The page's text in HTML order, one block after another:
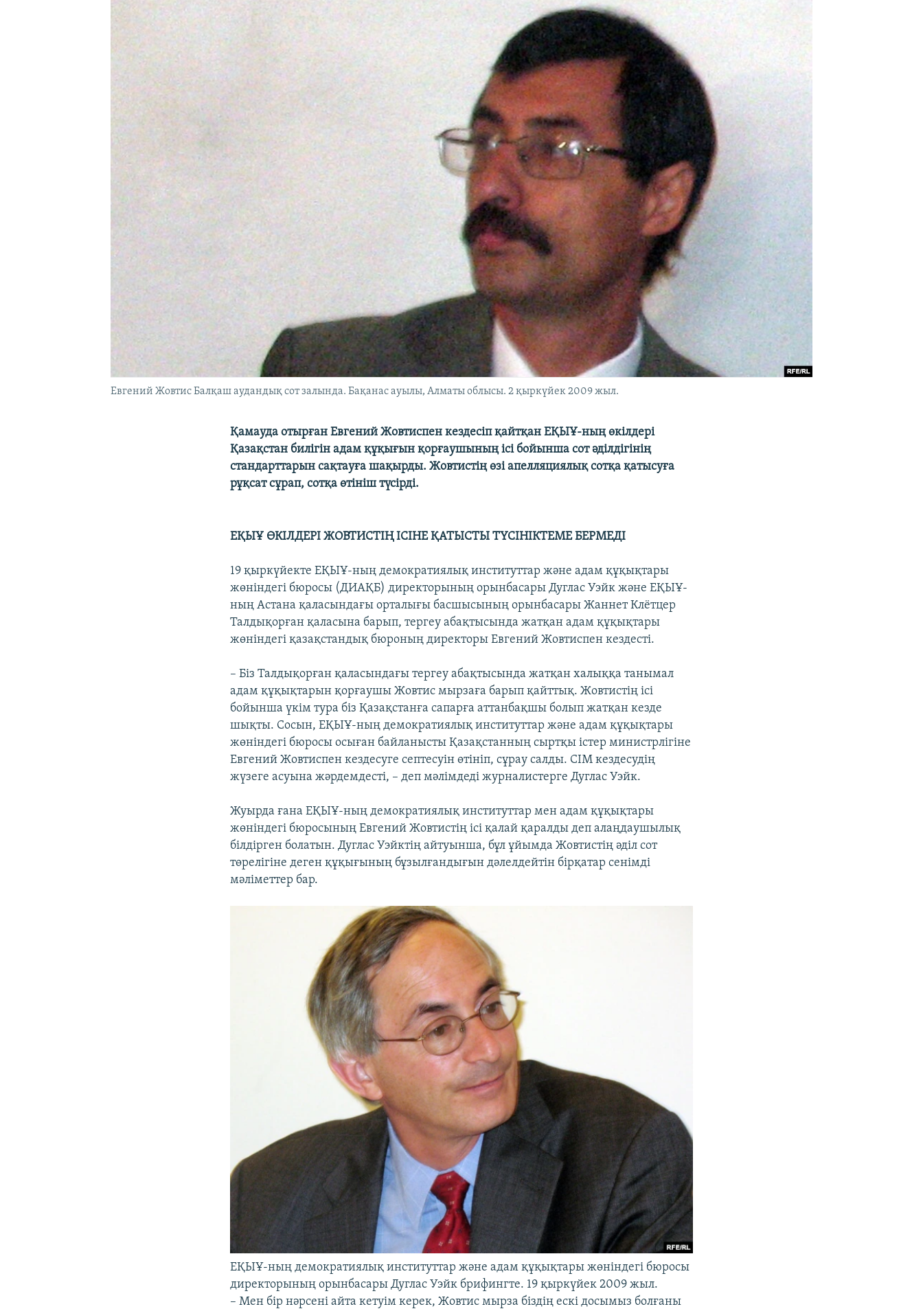
Евгений Жовтис Балқаш аудандық сот залында. Бақанас ауылы, Алматы облысы. 2 қыркүйек 2009 жыл.
Қамауда отырған Евгений Жовтиспен кездесіп қайтқан ЕҚЫҰ-ның өкілдері
Қазақстан билігін адам құқығын қорғаушының ісі бойынша сот әділдігінің
стандарттарын сақтауға шақырды. Жовтистің өзі апелляциялық сотқа қатысуға
рұқсат сұрап, сотқа өтініш түсірді.
ЕҚЫҰ ӨКІЛДЕРІ ЖОВТИСТІҢ ІСІНЕ ҚАТЫСТЫ ТҮСІНІКТЕМЕ БЕРМЕДІ
19 қыркүйекте ЕҚЫҰ-ның демократиялық институттар және адам құқықтары
жөніндегі бюросы (ДИАҚБ) директорының орынбасары Дуглас Уэйк және ЕҚЫҰ-
ның Астана қаласындағы орталығы басшысының орынбасары Жаннет Клётцер
Талдықорған қаласына барып, тергеу абақтысында жатқан адам құқықтары
жөніндегі қазақстандық бюроның директоры Евгений Жовтиспен кездесті.
– Біз Талдықорған қаласындағы тергеу абақтысында жатқан халыққа танымал
адам құқықтарын қорғаушы Жовтис мырзаға барып қайттық. Жовтистің ісі
бойынша үкім тура біз Қазақстанға сапарға аттанбақшы болып жатқан кезде
шықты. Сосын, ЕҚЫҰ-ның демократиялық институттар және адам құқықтары
жөніндегі бюросы осыған байланысты Қазақстанның сыртқы істер министрлігіне
Евгений Жовтиспен кездесуге септесуін өтініп, сұрау салды. СІМ кездесудің
жүзеге асуына жәрдемдесті, – деп мәлімдеді журналистерге Дуглас Уэйк.
Жуырда ғана ЕҚЫҰ-ның демократиялық институттар мен адам құқықтары
жөніндегі бюросының Евгений Жовтистің ісі қалай қаралды деп алаңдаушылық
білдірген болатын. Дуглас Уэйктің айтуынша, бұл ұйымда Жовтистің әділ сот
төрелігіне деген құқығының бұзылғандығын дәлелдейтін бірқатар сенімді
мәліметтер бар.
ЕҚЫҰ-ның демократиялық институттар және адам құқықтары жөніндегі бюросы
директорының орынбасары Дуглас Уэйк брифингте. 19 қыркүйек 2009 жыл.
– Мен бір нәрсені айта кетуім керек, Жовтис мырза біздің ескі досымыз болғаны